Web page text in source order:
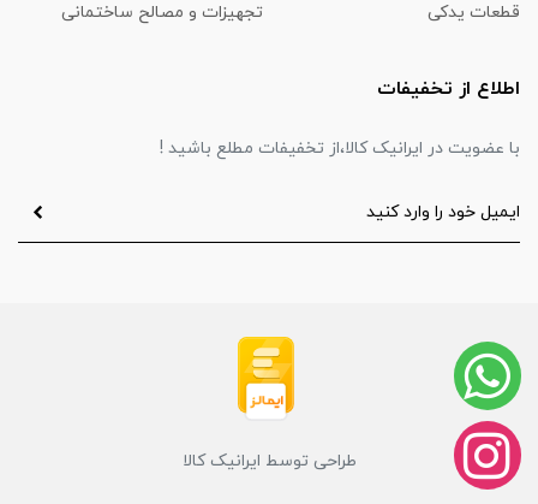
قطعات یدکی تجهیزات و مصالح ساختمانی
اطلاع از تخفیفات
با عضویت در ایرانیک کالا،از تخفیفات مطلع باشید !
طراحی توسط ایرانیک کالا